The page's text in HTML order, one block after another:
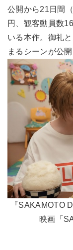
公開から21日間
円、観客動員数
いる本作。御礼
まるシーンが公開
『SAKAMOTO
映画「